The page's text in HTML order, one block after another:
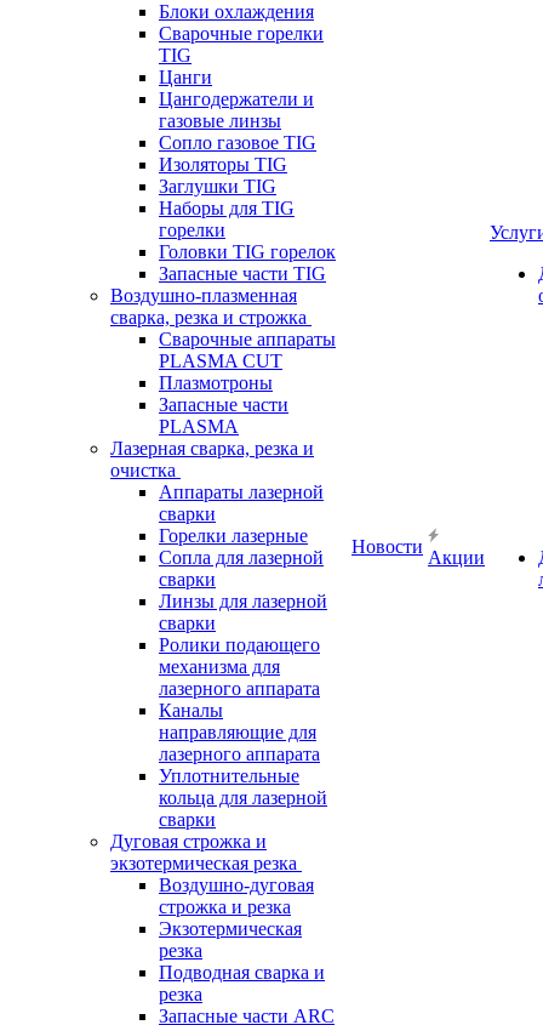
Блоки охлаждения
Сварочные горелки
TIG
Цанги
Цангодержатели и
газовые линзы
Сопло газовое TIG
Изоляторы TIG
Заглушки TIG
Наборы для TIG
горелки
Головки TIG горелок
Запасные части TIG
Воздушно-плазменная
сварка, резка и строжка
Сварочные аппараты
PLASMA CUT
Плазмотроны
Запасные части
PLASMA
Лазерная сварка, резка и
очистка
Аппараты лазерной
сварки
Горелки лазерные
Сопла для лазерной
сварки
Линзы для лазерной
сварки
Ролики подающего
механизма для
лазерного аппарата
Каналы
направляющие для
лазерного аппарата
Уплотнительные
кольца для лазерной
сварки
Дуговая строжка и
экзотермическая резка
Воздушно-дуговая
строжка и резка
Экзотермическая
резка
Подводная сварка и
резка
Запасные части ARC
Новости
Акции